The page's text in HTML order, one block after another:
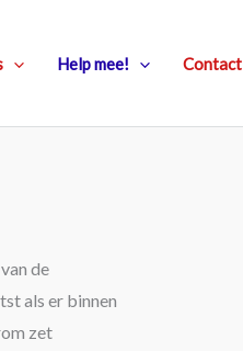
Help mee! Contact
de
als er binnen
zet